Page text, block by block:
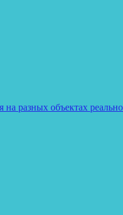
разных объектах